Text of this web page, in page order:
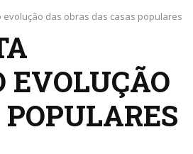
das obras das casas populares
EVOLUÇÃO